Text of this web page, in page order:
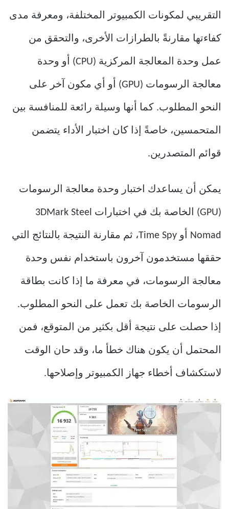
التقريبي لمكونات الكمبيوتر المختلفة، ومعرفة مدى
كفاءتها مقارنةً بالطرازات الأخرى، والتحقق من
عمل وحدة المعالجة المركزية (CPU) أو وحدة
معالجة الرسومات (GPU) أو أي مكون آخر على
النحو المطلوب. كما أنها وسيلة رائعة للمنافسة بين
المتحمسين، خاصةً إذا كان اختبار الأداء يتضمن
قوائم المتصدرين.
يمكن أن يساعدك اختبار وحدة معالجة الرسومات
(GPU) الخاصة بك في اختبارات 3DMark Steel
Nomad أو Time Spy، ثم مقارنة النتيجة بالنتائج التي
حققها مستخدمون آخرون باستخدام نفس وحدة
معالجة الرسومات، في معرفة ما إذا كانت بطاقة
الرسومات الخاصة بك تعمل على النحو المطلوب.
إذا حصلت على نتيجة أقل بكثير من المتوقع، فمن
المحتمل أن يكون هناك خطأ ما، وقد حان الوقت
لاستكشاف أخطاء جهاز الكمبيوتر وإصلاحها.